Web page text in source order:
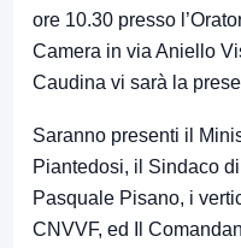
ore 10.30 presso
Camera in via Aniello
Caudina vi sarà la
Saranno presenti il
Piantedosi, il Sindaco
Pasquale Pisano, i
CNVVF, ed Il